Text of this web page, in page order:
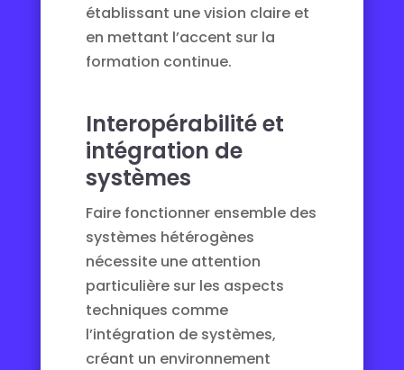
établissant une vision claire et
en mettant l’accent sur la
formation continue.
Interopérabilité et
intégration de
systèmes
Faire fonctionner ensemble des
systèmes hétérogènes
nécessite une attention
particulière sur les aspects
techniques comme
l’intégration de systèmes,
créant un environnement